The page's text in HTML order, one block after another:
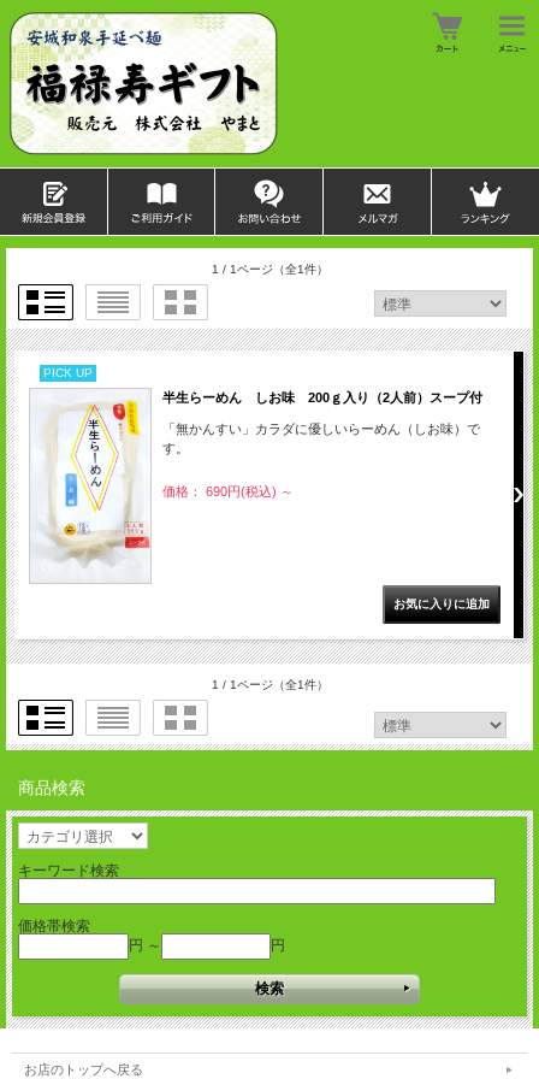
1 / 1ページ （全1件）
PICK UP
半生らーめん しお味 200ｇ入り（2人前）スープ付
「無かんすい」カラダに優しいらーめん（しお味）で
す。
価格： 690円(税込) ～
1 / 1ページ （全1件）
商品検索
キーワード検索
価格帯検索
円 ～
円
お店のトップへ戻る